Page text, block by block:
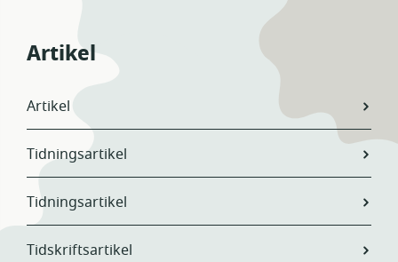
Artikel
Artikel
Tidningsartikel
Tidningsartikel
Tidskriftsartikel